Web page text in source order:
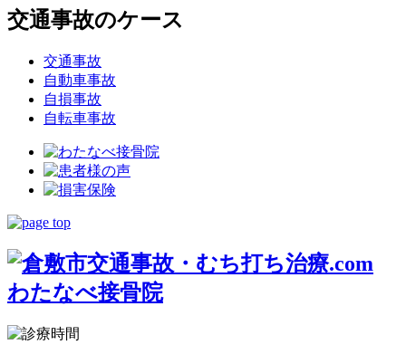
交通事故のケース
交通事故
自動車事故
自損事故
自転車事故